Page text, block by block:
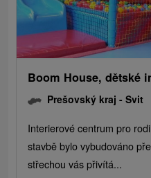
Boom House, dětské
Prešovský kraj -Svit
Interierové centrum pro
stavbě bylo vybudováno
střechou vás přivítá...